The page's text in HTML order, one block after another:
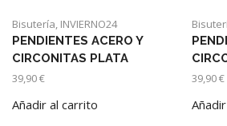
Bisutería INVIERNO24
PENDIENTES ACERO Y
CIRCONITAS PLATA
39,90€
Añadir al carrito
39,90€